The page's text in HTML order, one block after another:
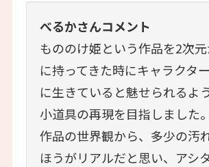
べるかさんコメント
もののけ姫という作品を2次
に持ってきた時にキャラクタ
に生きていると魅せられるよ
小道具の再現を目指しました。
作品の世界観から、多少の汚
ほうがリアルだと思い、アシ